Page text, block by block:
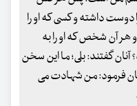
دوست داشته و کسی که او را
هر آن شخص که او را به
گفتند: بلی؛ ما این سخن
فرمود: من شهادت می